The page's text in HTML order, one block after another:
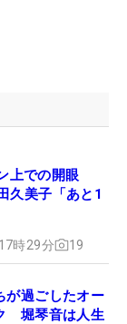
神谷和奏 （撮影：
優奈
黄金世代な
上での開眼
久美子「あと1
時29分 19
が過ごしたオー
堀琴音は人生